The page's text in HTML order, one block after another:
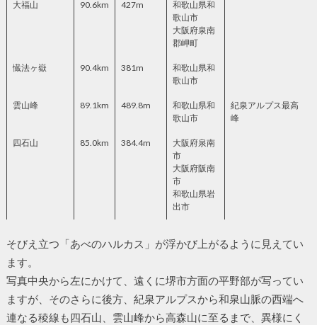
大福山 90.6km 427m
和歌山県和
歌山市
大阪府泉南
郡岬町
懴法ヶ嶽 90.4km 381m
和歌山県和
歌山市
雲山峰 89.1km 489.8m
和歌山県和
歌山市
紀泉アルプス最高
峰
四石山 85.0km 384.4m
大阪府泉南
市
大阪府阪南
市
和歌山県岩
出市
そびえ立つ「あべのハルカス」が浮かび上がるように見えてい
ます。
写真中央から左にかけて、遠くに堺市方面の平野部が写ってい
ますが、そのさらに後方、紀泉アルプスから和泉山脈の西端へ
連なる稜線も四石山、雲山峰から高森山に至るまで、異様にく